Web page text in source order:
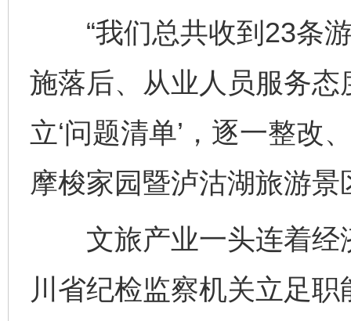
“我们总共收到23条游
施落后、从业人员服务
立‘问题清单’，逐一整改
摩梭家园暨泸沽湖旅游
文旅产业一头连着经
川省纪检监察机关立足